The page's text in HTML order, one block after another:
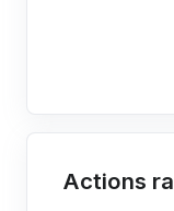
Actions